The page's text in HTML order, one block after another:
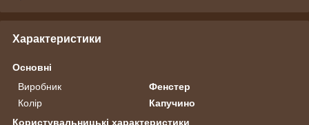
Характеристики
Основні
Виробник
Фенстер
Колір
Капучино
Користувальницькі характеристики